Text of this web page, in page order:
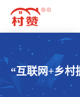
首页
产品
“互联网+乡村